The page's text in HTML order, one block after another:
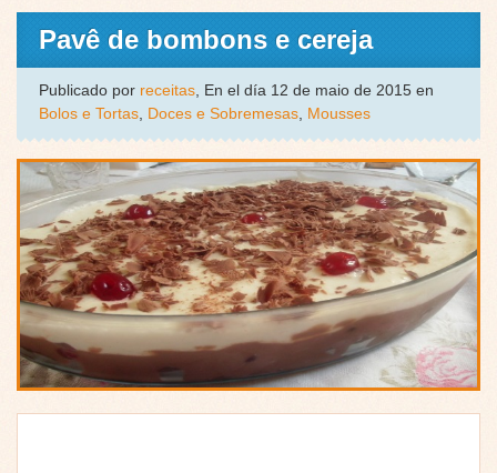
Pavê de bombons e cereja
Publicado por receitas, En el día 12 de maio de 2015 en
Bolos e Tortas, Doces e Sobremesas, Mousses